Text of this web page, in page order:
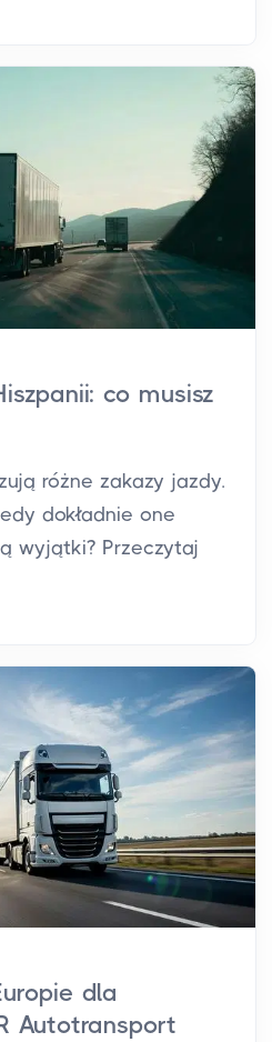
co musisz
różne zakazy jazdy.
dokładnie one
wyjątki? Przeczytaj
dla
Autotransport